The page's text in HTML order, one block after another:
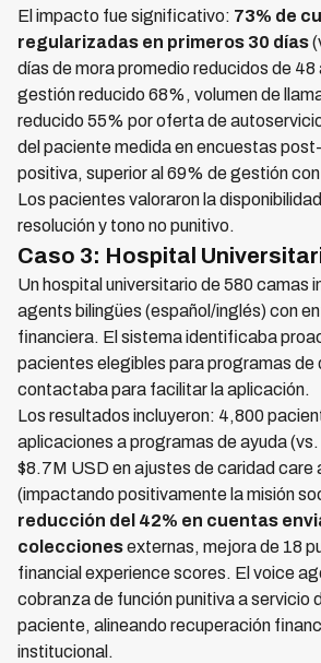
El impacto fue significativo: 73% de
regularizadas en primeros 30 días
días de mora promedio reducidos de
gestión reducido 68%, volumen de
reducido 55% por oferta de
del paciente medida en encuestas
positiva, superior al 69% de gestión
Los pacientes valoraron la
resolución y tono no punitivo.
Caso 3: Hospital
Un hospital universitario de 580 camas
agents bilingües (español/inglés) con
financiera. El sistema identificaba
pacientes elegibles para programas de
contactaba para facilitar la aplicación.
Los resultados incluyeron: 4,800
aplicaciones a programas de ayuda
$8.7M USD en ajustes de caridad care
(impactando positivamente la misión
reducción del 42% en cuentas
coleccionesexternas, mejora de 18
financial experience scores. El voice
cobranza de función punitiva a servicio
paciente, alineando recuperación
institucional.